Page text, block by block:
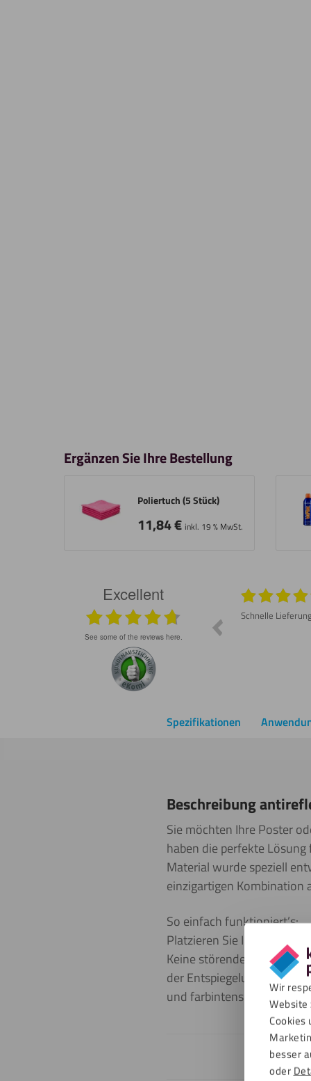
Wir
Website
besser
oder
Ergänzen Sie Ihre Bestellung
Poliertuch (5 Stück)
11,84€ inkl. 19 % MwSt.
Excellent
see some of the reviews here.
Prompte Lieferung Material war wie
besprochen gut Lässt sich schneiden und
Schnelle
Spezifikationen
Beschreibung
Sie möchten Ihre Poster
haben die perfekte
Material wurde speziell
einzigartigen Kombination
So einfach funktioniert’s:
Platzieren Sie Ihr Bild
Keine störenden
der Entspiegelung bleibt
und farbintensiv wie nie